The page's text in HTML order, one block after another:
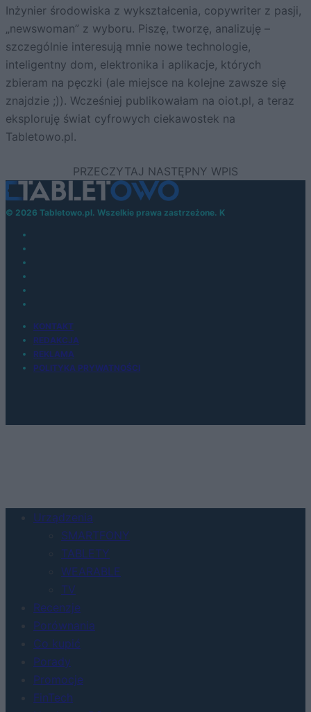
Inżynier środowiska z wykształcenia, copywriter z pasji,
„newswoman” z wyboru. Piszę, tworzę, analizuję –
szczególnie interesują mnie nowe technologie,
inteligentny dom, elektronika i aplikacje, których
zbieram na pęczki (ale miejsce na kolejne zawsze się
znajdzie ;)). Wcześniej publikowałam na oiot.pl, a teraz
eksploruję świat cyfrowych ciekawostek na
Tabletowo.pl.
© 2026 Tabletowo.pl. Wszelkie prawa zastrzeżone. K
KONTAKT
REDAKCJA
REKLAMA
POLITYKA PRYWATNOŚCI
Urządzenia
SMARTFONY
TABLETY
WEARABLE
TV
Recenzje
Porównania
Co kupić
Porady
Promocje
FinTech